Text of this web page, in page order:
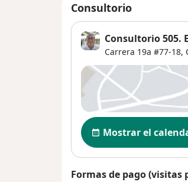
Consultorio
Consultorio 505.
Carrera 19a #77-18,
Disponibilidad
Mostrar el
Formas de pago (visitas